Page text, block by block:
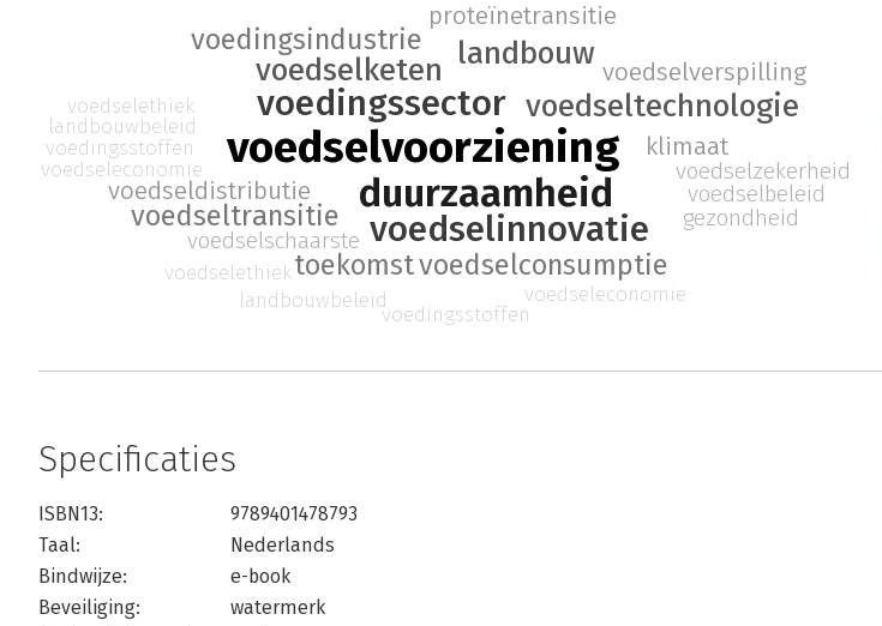
voedselvoorziening
duurzaamheid
voedingssector
voedselinnovatie
voedselketen
voedseltechnologie
landbouw
voedselconsumptie
voedseltransitie
voedingsindustrie
toekomst
proteïnetransitie
voedseldistributie
voedselverspilling
klimaat
voedselschaarste
voedselzekerheid
voedselbeleid
gezondheid
voedseleconomie
voedingsstoffen
landbouwbeleid
voedselethiek
voedseleconomie
voedingsstoffen
landbouwbeleid
voedselethiek
Specificaties
ISBN13:
9789401478793
Taal:
Nederlands
Bindwijze:
e-book
Beveiliging:
watermerk